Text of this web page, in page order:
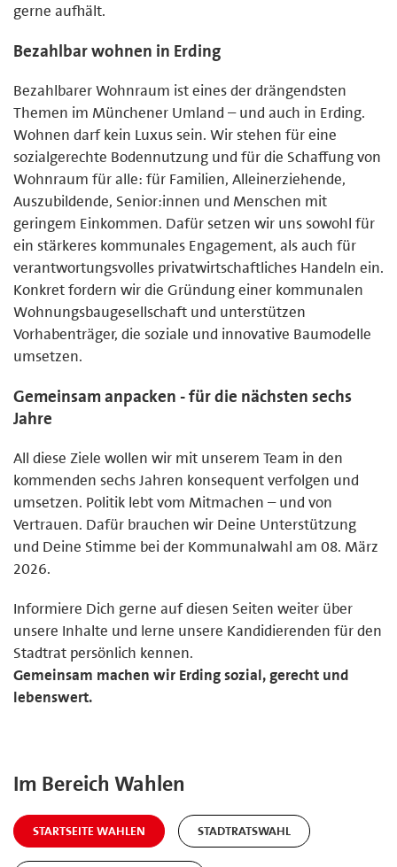
gerne aufhält.
Bezahlbar wohnen in Erding
Bezahlbarer Wohnraum ist eines der drängendsten
Themen im Münchener Umland – und auch in Erding.
Wohnen darf kein Luxus sein. Wir stehen für eine
sozialgerechte Bodennutzung und für die Schaffung von
Wohnraum für alle: für Familien, Alleinerziehende,
Auszubildende, Senior:innen und Menschen mit
geringem Einkommen. Dafür setzen wir uns sowohl für
ein stärkeres kommunales Engagement, als auch für
verantwortungsvolles privatwirtschaftliches Handeln ein.
Konkret fordern wir die Gründung einer kommunalen
Wohnungsbaugesellschaft und unterstützen
Vorhabenträger, die soziale und innovative Baumodelle
umsetzen.
Gemeinsam anpacken - für die nächsten sechs
Jahre
All diese Ziele wollen wir mit unserem Team in den
kommenden sechs Jahren konsequent verfolgen und
umsetzen. Politik lebt vom Mitmachen – und von
Vertrauen. Dafür brauchen wir Deine Unterstützung
und Deine Stimme bei der Kommunalwahl am 08. März
2026.
Informiere Dich gerne auf diesen Seiten weiter über
unsere Inhalte und lerne unsere Kandidierenden für den
Stadtrat persönlich kennen.
Gemeinsam machen wir Erding sozial, gerecht und
lebenswert.
Im Bereich Wahlen
STARTSEITE WAHLEN STADTRATSWAHL